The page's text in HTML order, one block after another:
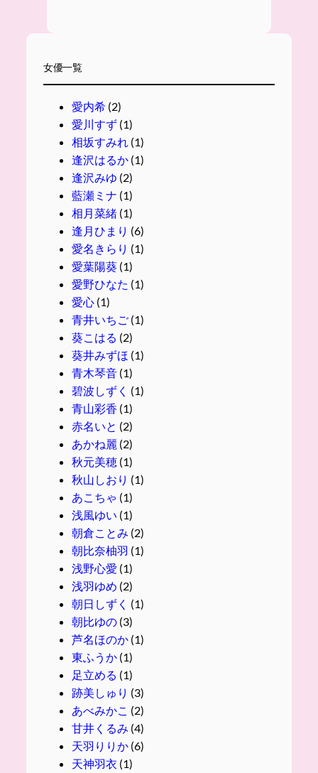
女優一覧
愛内希(2)
愛川すず(1)
相坂すみれ (1)
逢沢はるか(1)
逢沢みゆ (2)
藍瀬ミナ (1)
相月菜緒(1)
逢月ひまり (6)
愛名きらり (1)
愛葉陽葵(1)
愛野ひなた (1)
愛心(1)
青井いちご(1)
葵こはる (2)
葵井みずほ (1)
青木琴音(1)
碧波しずく (1)
青山彩香 (1)
赤名いと (2)
あかね麗 (2)
秋元美穂(1)
秋山しおり (1)
あこちゃ (1)
浅風ゆい (1)
朝倉ことみ (2)
朝比奈柚羽 (1)
浅野心愛 (1)
浅羽ゆめ (2)
朝日しずく (1)
朝比ゆの(3)
芦名ほのか(1)
東ふうか(1)
足立める (1)
跡美しゅり (3)
あべみかこ (2)
甘井くるみ (4)
天羽りりか(6)
天神羽衣 (1)